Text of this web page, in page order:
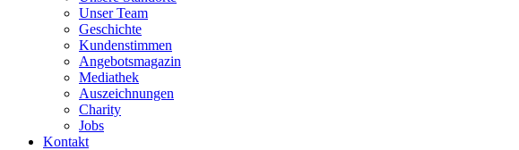
Unser Team
Geschichte
Kundenstimmen
Angebotsmagazin
Mediathek
Auszeichnungen
Charity
Jobs
Kontakt